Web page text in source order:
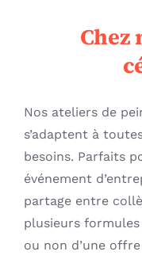
Chez
Nos ateliers de
s’adaptent à
besoins. Parfaits
événement
partage entre
plusieurs
ou non d’une